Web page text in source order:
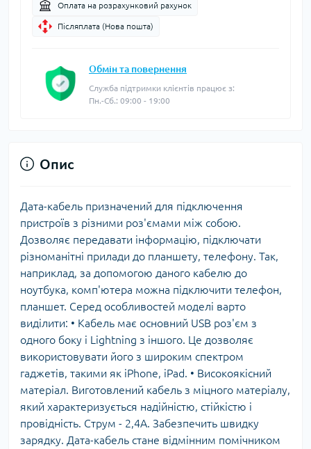
Оплата на розрахунковий рахунок
Післяплата (Нова пошта)
Обмін та повернення
Служба підтримки клієнтів працює з:
Пн.-Сб.: 09:00 - 19:00
Опис
Дата-кабель призначений для підключення
пристроїв з різними роз'ємами між собою.
Дозволяє передавати інформацію, підключати
різноманітні прилади до планшету, телефону. Так,
наприклад, за допомогою даного кабелю до
ноутбука, комп'ютера можна підключити телефон,
планшет. Серед особливостей моделі варто
виділити: • Кабель має основний USB роз'єм з
одного боку і Lightning з іншого. Це дозволяє
використовувати його з широким спектром
гаджетів, такими як iPhone, iPad. • Високоякісний
матеріал. Виготовлений кабель з міцного матеріалу,
який характеризується надійністю, стійкістю і
провідність. Струм - 2,4А. Забезпечить швидку
зарядку. Дата-кабель стане відмінним помічником